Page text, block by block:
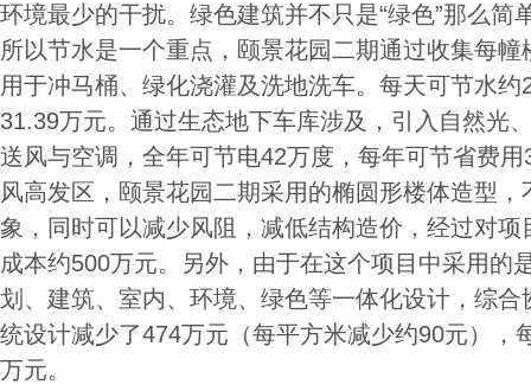
环境最少的干扰。绿色建筑并不只是“绿色”那么简
所以节水是一个重点，颐景花园二期通过收集每
用于冲马桶、绿化浇灌及洗地洗车。每天可节水
31.39万元。通过生态地下车库涉及，引入自然光
送风与空调，全年可节电42万度，每年可节省费
风高发区，颐景花园二期采用的椭圆形楼体造型
象，同时可以减少风阻，减低结构造价，经过对
成本约500万元。另外，由于在这个项目中采用的
划、建筑、室内、环境、绿色等一体化设计，综
统设计减少了474万元（每平方米减少约90元），
万元。